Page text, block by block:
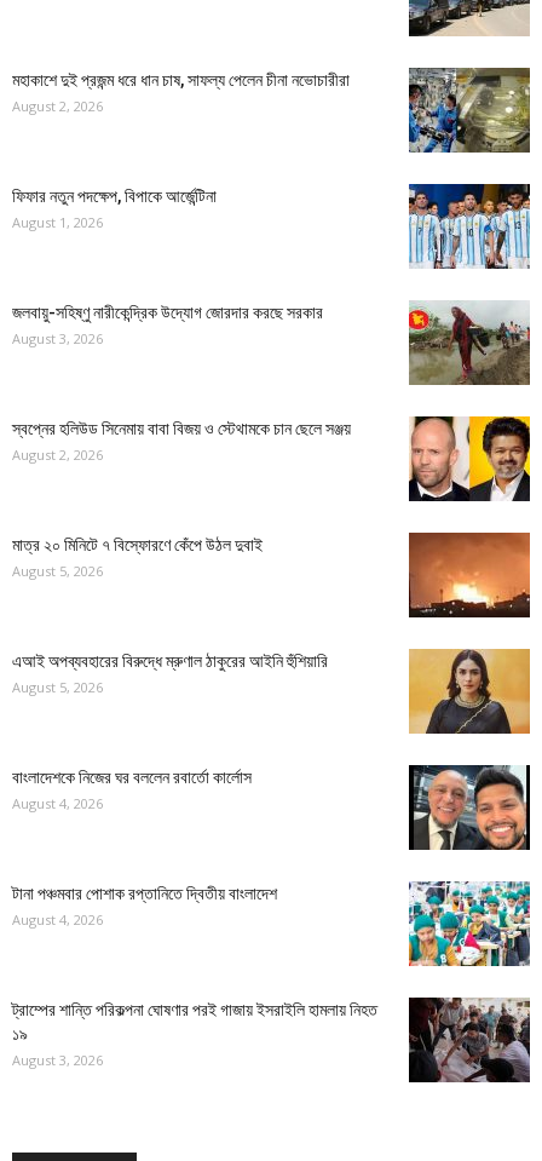
মহাকাশে দুই প্রজন্ম ধরে ধান চাষ, সাফল্য পেলেন চীনা নভোচারীরা
August 2, 2026
ফিফার নতুন পদক্ষেপ, বিপাকে আর্জেন্টিনা
August 1, 2026
জলবায়ু-সহিষ্ণু নারীকেন্দ্রিক উদ্যোগ জোরদার করছে সরকার
August 3, 2026
স্বপ্নের হলিউড সিনেমায় বাবা বিজয় ও স্টেথামকে চান ছেলে সঞ্জয়
August 2, 2026
মাত্র ২০ মিনিটে ৭ বিস্ফোরণে কেঁপে উঠল দুবাই
August 5, 2026
এআই অপব্যবহারের বিরুদ্ধে ম্রুণাল ঠাকুরের আইনি হুঁশিয়ারি
August 5, 2026
বাংলাদেশকে নিজের ঘর বললেন রবার্তো কার্লোস
August 4, 2026
টানা পঞ্চমবার পোশাক রপ্তানিতে দ্বিতীয় বাংলাদেশ
August 4, 2026
ট্রাম্পের শান্তি পরিকল্পনা ঘোষণার পরই গাজায় ইসরাইলি হামলায় নিহত
১৯
August 3, 2026